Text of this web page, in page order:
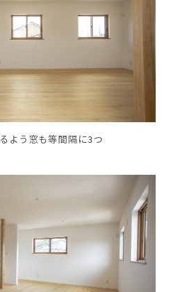
よう窓も等間隔に3つ